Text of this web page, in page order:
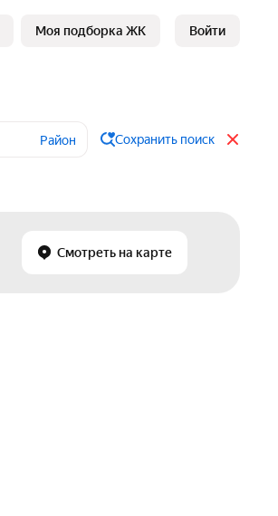
Моя подборка ЖК Войти
Район Сохранить поиск
Смотреть на карте